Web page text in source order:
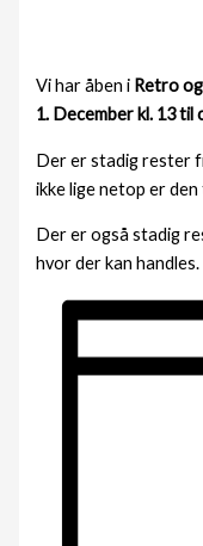
Vi har åben i Retro
1. December kl. 13 til
Der er stadig rester
ikke lige netop er den
Der er også stadig
hvor der kan handles.